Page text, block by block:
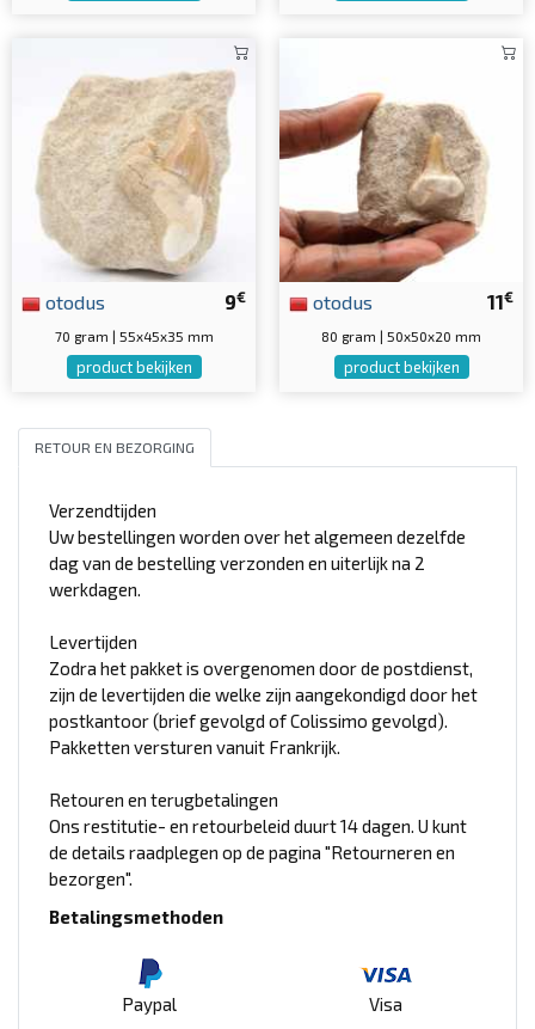
9€
otodus
70 gram | 55x45x35 mm
product bekijken
11€
otodus
80 gram | 50x50x20 mm
product bekijken
RETOUR EN BEZORGING
Verzendtijden
Uw bestellingen worden over het algemeen dezelfde
dag van de bestelling verzonden en uiterlijk na 2
werkdagen.
Levertijden
Zodra het pakket is overgenomen door de postdienst,
zijn de levertijden die welke zijn aangekondigd door het
postkantoor (brief gevolgd of Colissimo gevolgd).
Pakketten versturen vanuit Frankrijk.
Retouren en terugbetalingen
Ons restitutie- en retourbeleid duurt 14 dagen. U kunt
de details raadplegen op de pagina "Retourneren en
bezorgen".
Betalingsmethoden
Paypal Visa